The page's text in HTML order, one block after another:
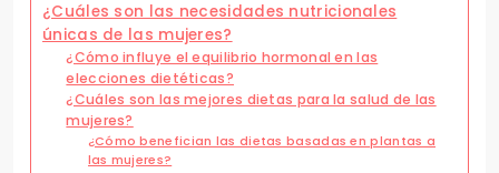
¿Cuáles son las necesidades nutricionales
únicas de las mujeres?
¿Cómo influye el equilibrio hormonal en las
elecciones dietéticas?
¿Cuáles son las mejores dietas para la salud de las
mujeres?
¿Cómo benefician las dietas basadas en plantas a
las mujeres?